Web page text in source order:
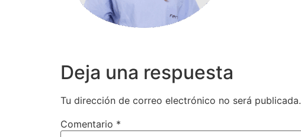
Deja una respuesta
Tu dirección de correo electrónico no será publicada.
Comentario *